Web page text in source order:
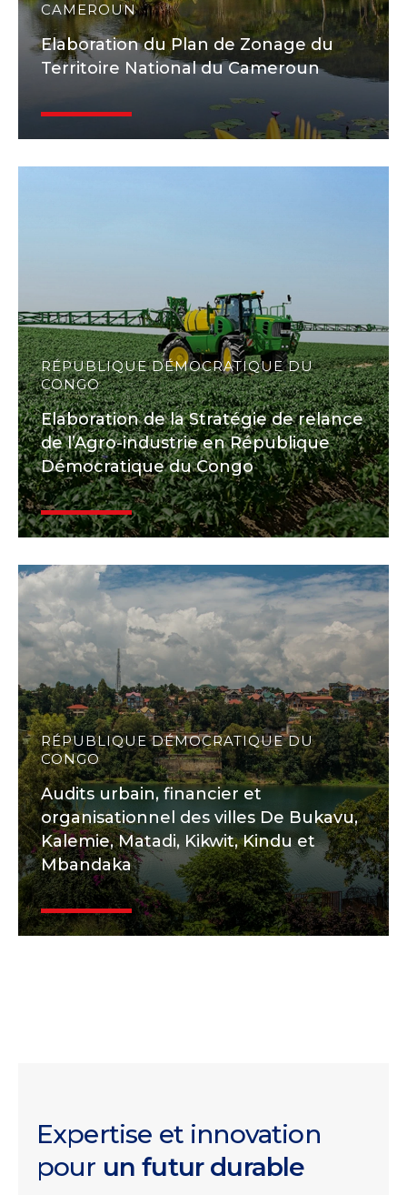
CAMEROUN
Elaboration du Plan de Zonage du
Territoire National du Cameroun
RÉPUBLIQUE DÉMOCRATIQUE DU
CONGO
Elaboration de la Stratégie de relance
de l’Agro-industrie en République
Démocratique du Congo
RÉPUBLIQUE DÉMOCRATIQUE DU
CONGO
Audits urbain, financier et
organisationnel des villes De Bukavu,
Kalemie, Matadi, Kikwit, Kindu et
Mbandaka
Expertise et innovation
pour un futur durable